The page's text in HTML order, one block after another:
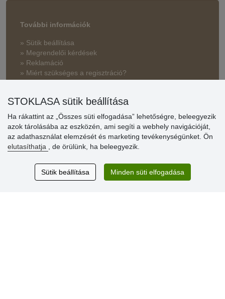
További információk
» Sütik beállítása
» Megrendelői kérdések
» Reklamáció
» Miért szükséges a regisztráció?
vásárlóinknak
» Súgó
Vásárlók
értékelése
STOKLASA sütik beállítása
Ha rákattint az „Összes süti elfogadása” lehetőségre, beleegyezik
azok tárolásába az eszközén, ami segíti a webhely navigációját,
az adathasználat elemzését és marketing tevékenységünket. Ön
elutasíthatja
, de örülünk, ha beleegyezik.
Sütik beállítása Minden süti elfogadása